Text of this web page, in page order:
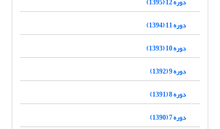
دوره 11 (1394)
دوره 10 (1393)
دوره 9 (1392)
دوره 8 (1391)
دوره 7 (1390)